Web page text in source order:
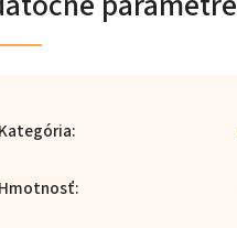
Kategória:
Hmotnosť: